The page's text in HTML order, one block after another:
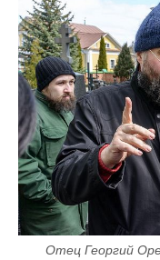
Отец Георгий